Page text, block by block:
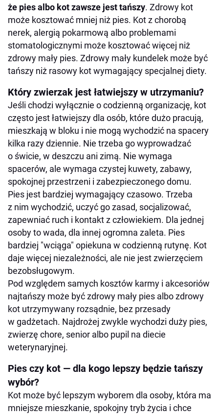
że pies albo kot zawsze jest tańszy. Zdrowy kot
może kosztować mniej niż pies. Kot z chorobą
nerek, alergią pokarmową albo problemami
stomatologicznymi może kosztować więcej niż
zdrowy mały pies. Zdrowy mały kundelek może być
tańszy niż rasowy kot wymagający specjalnej diety.
Który zwierzak jest łatwiejszy w utrzymaniu?
Jeśli chodzi wyłącznie o codzienną organizację, kot
często jest łatwiejszy dla osób, które dużo pracują,
mieszkają w bloku i nie mogą wychodzić na spacery
kilka razy dziennie. Nie trzeba go wyprowadzać
o świcie, w deszczu ani zimą. Nie wymaga
spacerów, ale wymaga czystej kuwety, zabawy,
spokojnej przestrzeni i zabezpieczonego domu.
Pies jest bardziej wymagający czasowo. Trzeba
z nim wychodzić, uczyć go zasad, socjalizować,
zapewniać ruch i kontakt z człowiekiem. Dla jednej
osoby to wada, dla innej ogromna zaleta. Pies
bardziej "wciąga" opiekuna w codzienną rutynę. Kot
daje więcej niezależności, ale nie jest zwierzęciem
bezobsługowym.
Pod względem samych kosztów karmy i akcesoriów
najtańszy może być zdrowy mały pies albo zdrowy
kot utrzymywany rozsądnie, bez przesady
w gadżetach. Najdrożej zwykle wychodzi duży pies,
zwierzę chore, senior albo pupil na diecie
weterynaryjnej.
Pies czy kot — dla kogo lepszy będzie tańszy
wybór?
Kot może być lepszym wyborem dla osoby, która ma
mniejsze mieszkanie, spokojny tryb życia i chce